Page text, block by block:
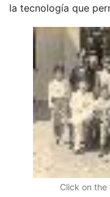
la tecnología que
Click on